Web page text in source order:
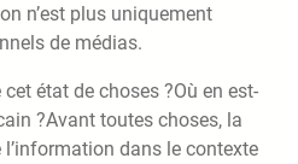
n’est plus uniquement
de médias.
état de choses ?Où en est-
?Avant toutes choses, la
dans le contexte